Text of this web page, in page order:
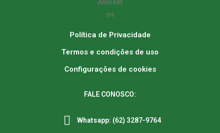
Política de Privacidade
Termos e condições de uso
Configurações de cookies
FALE CONOSCO:
Whatsapp: (62) 3287-9764